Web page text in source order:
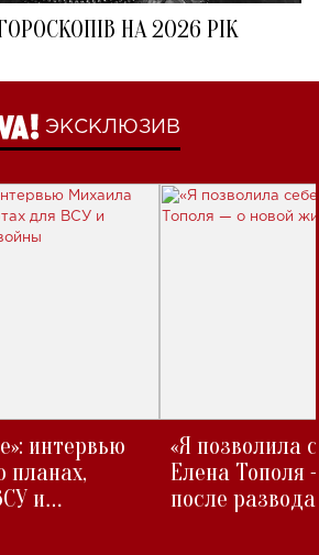
НА 2026 РІК
ЭКСКЛЮЗИВ
интервью
и
«Я позволила
Елена Тополя
после развода